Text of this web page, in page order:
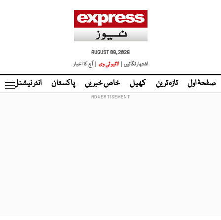
AUGUST 08, 2026
اشتہار لگائیں |
لائیو ٹی وی | آج کا اخبار
صفحۂ اول تازہ ترین کھیل خاص خبریں پاکستان انٹر نیشنل